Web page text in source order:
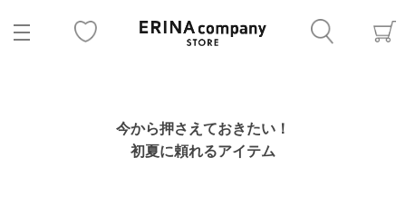
今から押さえておきたい！
初夏に頼れるアイテム